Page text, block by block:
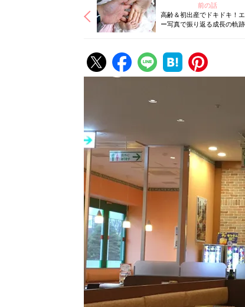
前の話
高齢＆初出産でドキドキ！
ー写真で振り返る成長の軌跡